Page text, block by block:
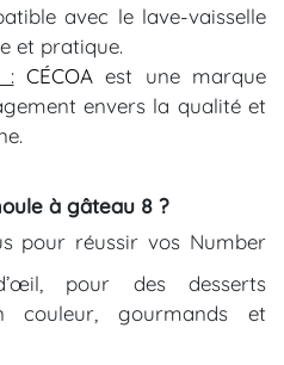
avec le lave-vaisselle
et pratique.
: CÉCOAest une marque
envers la qualité et
à gâteau 8 ?
pour réussir vos Number
pour des desserts
couleur, gourmands et